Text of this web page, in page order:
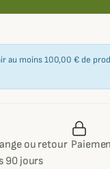
au moins 100,00 € de
ou retour
90 jours